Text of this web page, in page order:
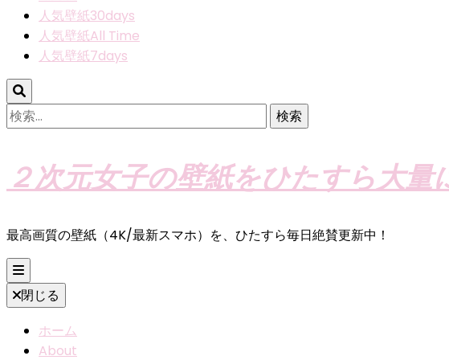
人気壁紙30days
人気壁紙All Time
人気壁紙7days
検
索:
２次元女子の壁紙をひたすら大
最高画質の壁紙（4K/最新スマホ）を、ひたすら毎日絶賛更新中！
閉じる
ホーム
About